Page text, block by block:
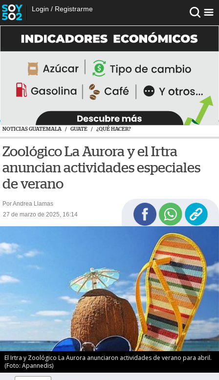
Login / Registrarme
NOTICIAS GUATEMALA / GUATE / ¿QUÉ HACER?
Zoológico La Aurora y el Irtra
anuncian actividades especiales
de verano
Por Andrea Llamas
27 de marzo de 2025, 16:14
El Irtra y Zoológico La Aurora anunciaron actividades de verano para abril.
(Foto: Apannedis)